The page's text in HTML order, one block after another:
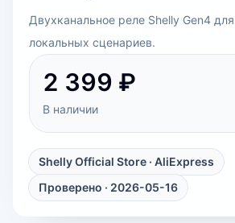
Двухканальное реле Shelly Gen4
локальных сценариев.
2 399 ₽
В наличии
Shelly Official Store · AliExpress
Проверено · 2026-05-16